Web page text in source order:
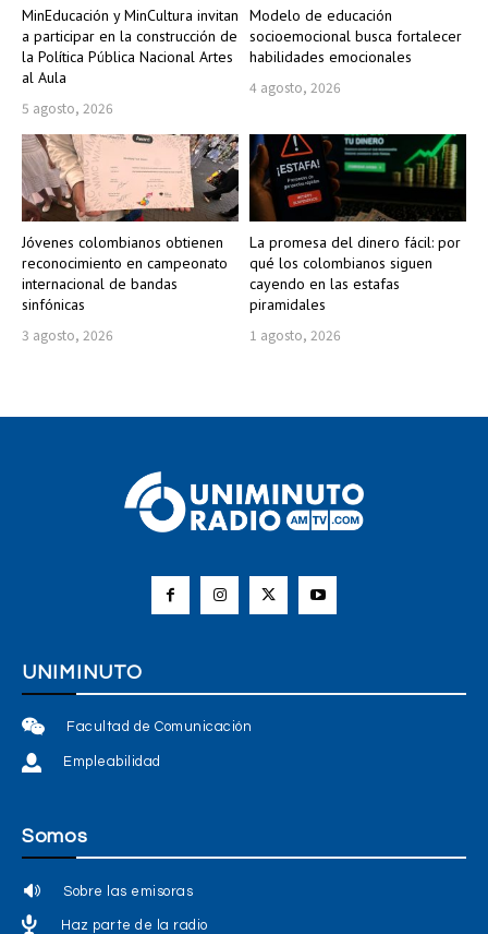
MinEducación y MinCultura invitan
a participar en la construcción de
la Política Pública Nacional Artes
al Aula
5 agosto, 2026
Modelo de educación
socioemocional busca fortalecer
habilidades emocionales
4 agosto, 2026
Jóvenes colombianos obtienen
reconocimiento en campeonato
internacional de bandas
sinfónicas
3 agosto, 2026
La promesa del dinero fácil: por
qué los colombianos siguen
cayendo en las estafas
piramidales
1 agosto, 2026
UNIMINUTO
Facultad de Comunicación
Empleabilidad
Somos
Sobre las emisoras
Haz parte de la radio